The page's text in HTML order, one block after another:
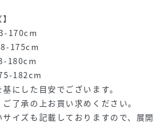
170cm
175cm
180cm
182cm
にした目安でございます。
了承の上お買い求めください。
イズも記載しておりますので、展